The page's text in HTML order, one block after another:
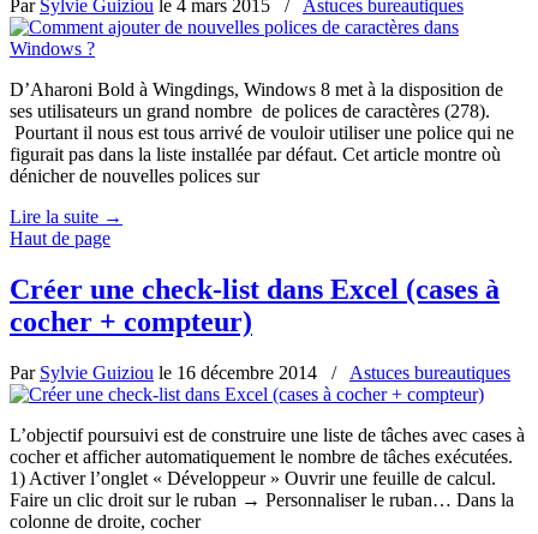
Par Sylvie Guiziou le 4 mars 2015 / Astuces bureautiques
D’Aharoni Bold à Wingdings, Windows 8 met à la disposition de
ses utilisateurs un grand nombre de polices de caractères (278).
Pourtant il nous est tous arrivé de vouloir utiliser une police qui ne
figurait pas dans la liste installée par défaut. Cet article montre où
dénicher de nouvelles polices sur
Lire la suite →
Haut de page
Créer une check-list dans Excel (cases à
cocher + compteur)
Par Sylvie Guiziou le 16 décembre 2014 / Astuces bureautiques
L’objectif poursuivi est de construire une liste de tâches avec cases à
cocher et afficher automatiquement le nombre de tâches exécutées.
1) Activer l’onglet « Développeur » Ouvrir une feuille de calcul.
Faire un clic droit sur le ruban → Personnaliser le ruban… Dans la
colonne de droite, cocher